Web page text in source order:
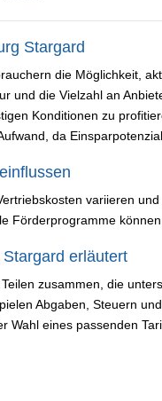
Stargard
die Möglichkeit,
und die Vielzahl an
Konditionen zu
da
variieren
Förderprogramme
erläutert
zusammen, die
Abgaben, Steuern
Wahl eines passenden